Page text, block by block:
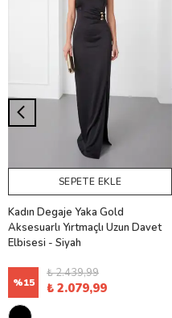
SEPETE EKLE
Kadın Degaje Yaka Gold
Aksesuarlı Yırtmaçlı Uzun Davet
Elbisesi - Siyah
%15
₺ 2.439,99
₺ 2.079,99